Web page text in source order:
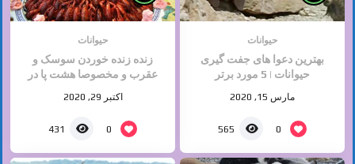
حیوانات
بهترین دعوا های جفت گیری
حیوانات | 5 مورد برتر
مارس 15, 2020
0
565
حیوانات
زنده زنده خوردن سوسک و
عقرب و مخصوصا هشت پا در
اکتبر 29, 2020
0
431